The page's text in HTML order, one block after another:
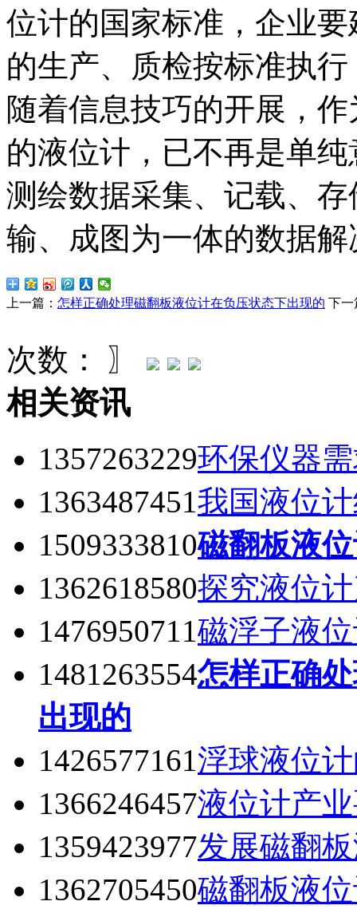
位计的国家标准，企业
的生产、质检按标准执
随着信息技巧的开展，
的液位计，已不再是单
测绘数据采集、记载、
输、成图为一体的数据
上一篇： 怎样正确处理磁翻板液位计在负压状态下出现的 下一
次数：
〗
相关资讯
1357263229环保仪器
1363487451我国液位
1509333810磁翻板液
1362618580探究液位
1476950711磁浮子液
1481263554怎样正确
出现的
1426577161浮球液位
1366246457液位计产
1359423977发展磁翻
1362705450磁翻板液